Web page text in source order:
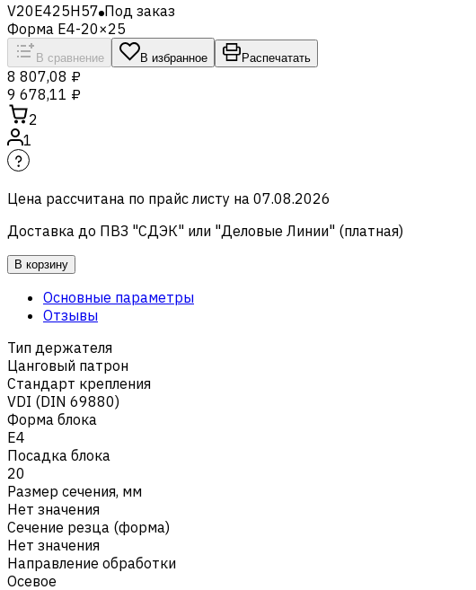
V20E425H57 Под заказ
Форма E4-20×25
В сравнение В избранное Распечатать
8 807,08 ₽
9 678,11 ₽
2
1
Цена рассчитана по прайс листу на 07.08.2026
Доставка до ПВЗ "СДЭК" или "Деловые Линии" (платная)
В корзину
Основные параметры
Отзывы
Тип держателя
Цанговый патрон
Стандарт крепления
VDI (DIN 69880)
Форма блока
E4
Посадка блока
20
Размер сечения, мм
Нет значения
Сечение резца (форма)
Нет значения
Направление обработки
Осевое